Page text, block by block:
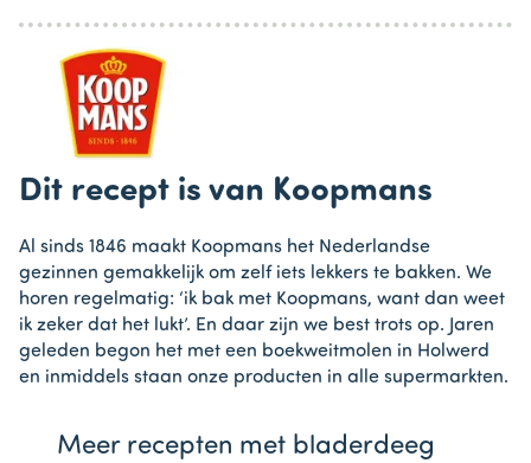
Dit recept is van Koopmans
Al sinds 1846 maakt Koopmans het Nederlandse
gezinnen gemakkelijk om zelf iets lekkers te bakken. We
horen regelmatig: ‘ik bak met Koopmans, want dan weet
ik zeker dat het lukt’. En daar zijn we best trots op. Jaren
geleden begon het met een boekweitmolen in Holwerd
en inmiddels staan onze producten in alle supermarkten.
Meer recepten met bladerdeeg